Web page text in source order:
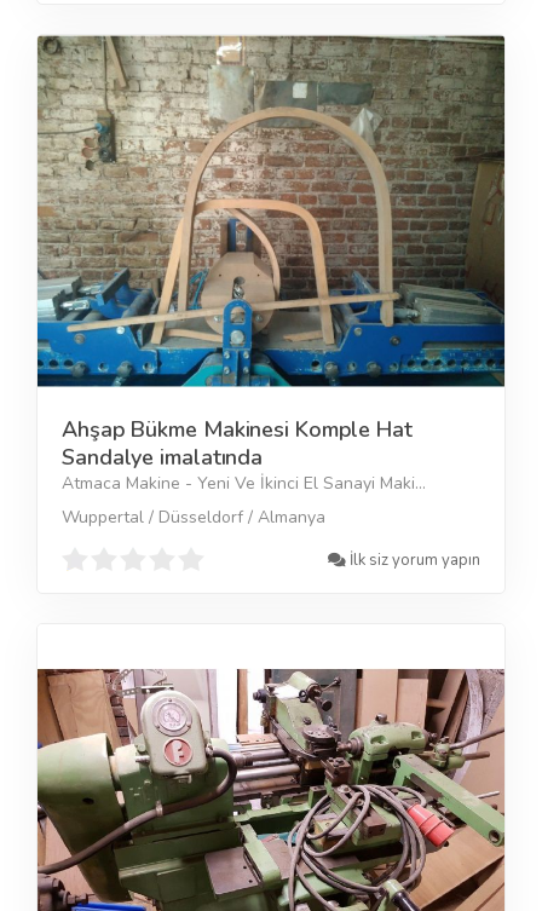
Ahşap Bükme Makinesi Komple Hat
Sandalye imalatında
Atmaca Makine - Yeni Ve İkinci El Sanayi Maki...
Wuppertal / Düsseldorf / Almanya
İlk siz yorum yapın